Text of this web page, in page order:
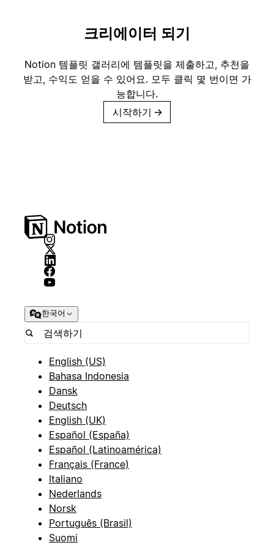
크리에이터 되기
Notion 템플릿 갤러리에 템플릿을 제출하고, 추천을
받고, 수익도 얻을 수 있어요. 모두 클릭 몇 번이면 가
능합니다.
시작하기 →
한국어
English (US)
Bahasa Indonesia
Dansk
Deutsch
English (UK)
Español (España)
Español (Latinoamérica)
Français (France)
Italiano
Nederlands
Norsk
Português (Brasil)
Suomi